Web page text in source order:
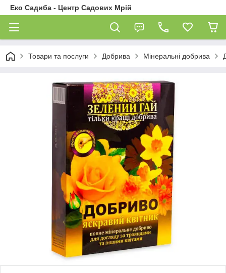
Еко Садиба - Центр Садових Мрій
Товари та послуги Добрива Мінеральні добрива